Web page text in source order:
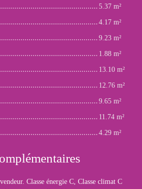
5.37 m²
4.17 m²
9.23 m²
1.88 m²
13.10 m²
12.76 m²
9.65 m²
11.74 m²
4.29 m²
Classe énergie C, Classe climat C